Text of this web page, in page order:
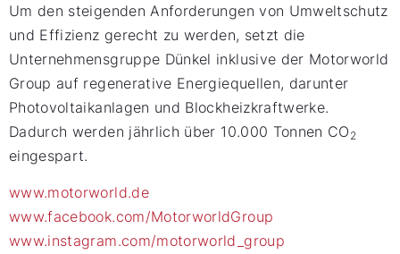
Um den steigenden Anforderungen von Umweltschutz
und Effizienz gerecht zu werden, setzt die
Unternehmensgruppe Dünkel inklusive der Motorworld
Group auf regenerative Energiequellen, darunter
Photovoltaikanlagen und Blockheizkraftwerke.
Dadurch werden jährlich über 10.000 Tonnen CO 2
eingespart.
www.motorworld.de
www.facebook.com/MotorworldGroup
www.instagram.com/motorworld_group